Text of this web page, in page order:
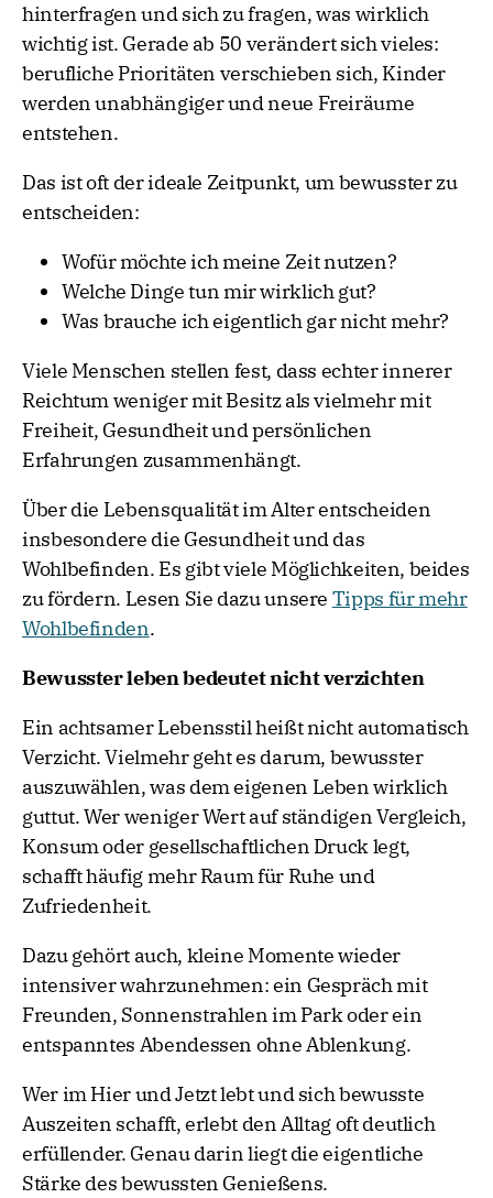
hinterfragen und sich zu fragen, was wirklich
wichtig ist. Gerade ab 50 verändert sich vieles:
berufliche Prioritäten verschieben sich, Kinder
werden unabhängiger und neue Freiräume
entstehen.
Das ist oft der ideale Zeitpunkt, um bewusster zu
entscheiden:
Wofür möchte ich meine Zeit nutzen?
Welche Dinge tun mir wirklich gut?
Was brauche ich eigentlich gar nicht mehr?
Viele Menschen stellen fest, dass echter innerer
Reichtum weniger mit Besitz als vielmehr mit
Freiheit, Gesundheit und persönlichen
Erfahrungen zusammenhängt.
Über die Lebensqualität im Alter entscheiden
insbesondere die Gesundheit und das
Wohlbefinden. Es gibt viele Möglichkeiten, beides
zu fördern. Lesen Sie dazu unsere Tipps für mehr
Wohlbefinden.
Bewusster leben bedeutet nicht verzichten
Ein achtsamer Lebensstil heißt nicht automatisch
Verzicht. Vielmehr geht es darum, bewusster
auszuwählen, was dem eigenen Leben wirklich
guttut. Wer weniger Wert auf ständigen Vergleich,
Konsum oder gesellschaftlichen Druck legt,
schafft häufig mehr Raum für Ruhe und
Zufriedenheit.
Dazu gehört auch, kleine Momente wieder
intensiver wahrzunehmen: ein Gespräch mit
Freunden, Sonnenstrahlen im Park oder ein
entspanntes Abendessen ohne Ablenkung.
Wer im Hier und Jetzt lebt und sich bewusste
Auszeiten schafft, erlebt den Alltag oft deutlich
erfüllender. Genau darin liegt die eigentliche
Stärke des bewussten Genießens.